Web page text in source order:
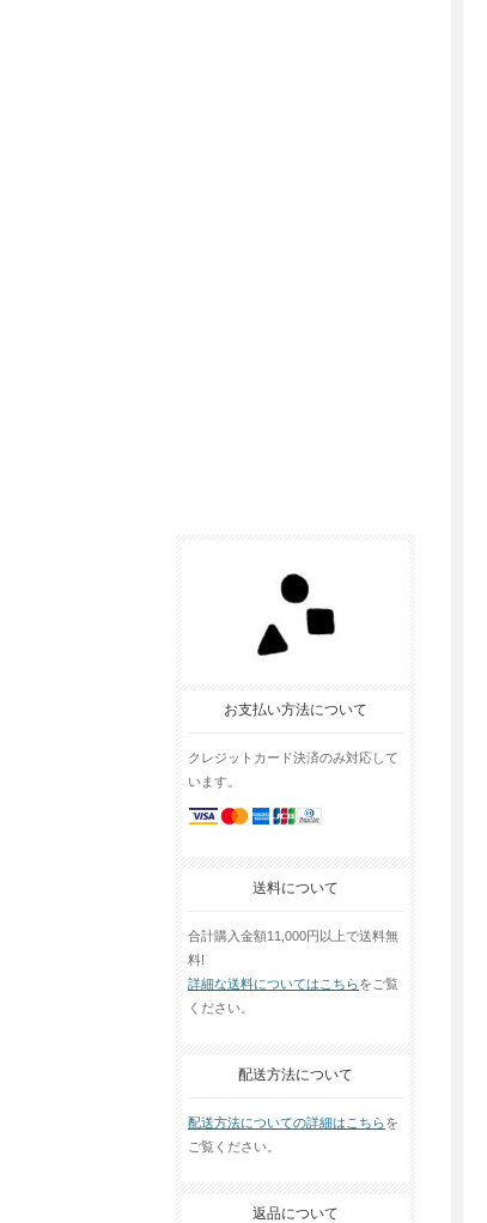
お支払い方法について
クレジットカード決済のみ対応して
います。
送料について
合計購入金額11,000円以上で送料無
料!
詳細な送料についてはこちらをご覧
ください。
配送方法について
配送方法についての詳細はこちらを
ご覧ください。
返品について